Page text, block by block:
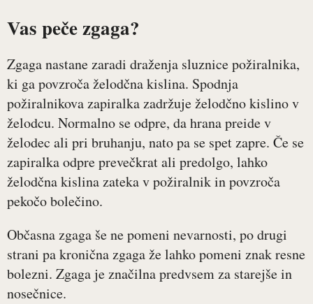
Vas peče zgaga?
Zgaga nastane zaradi draženja sluznice požiralnika,
ki ga povzroča želodčna kislina. Spodnja
požiralnikova zapiralka zadržuje želodčno kislino v
želodcu. Normalno se odpre, da hrana preide v
želodec ali pri bruhanju, nato pa se spet zapre. Če se
zapiralka odpre prevečkrat ali predolgo, lahko
želodčna kislina zateka v požiralnik in povzroča
pekočo bolečino.
Občasna zgaga še ne pomeni nevarnosti, po drugi
strani pa kronična zgaga že lahko pomeni znak resne
bolezni. Zgaga je značilna predvsem za starejše in
nosečnice.